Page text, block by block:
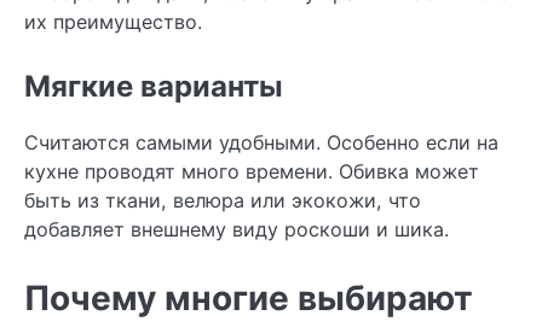
их преимущество.
Мягкие варианты
Считаются самыми удобными. Особенно если на
кухне проводят много времени. Обивка может
быть из ткани, велюра или экокожи, что
добавляет внешнему виду роскоши и шика.
Почему многие выбирают